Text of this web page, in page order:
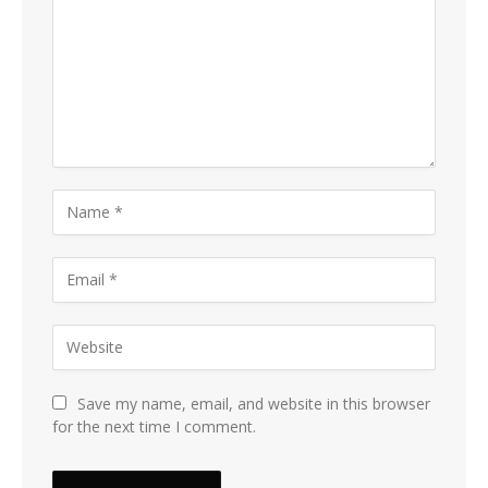
Save my name, email, and website in this browser
for the next time I comment.